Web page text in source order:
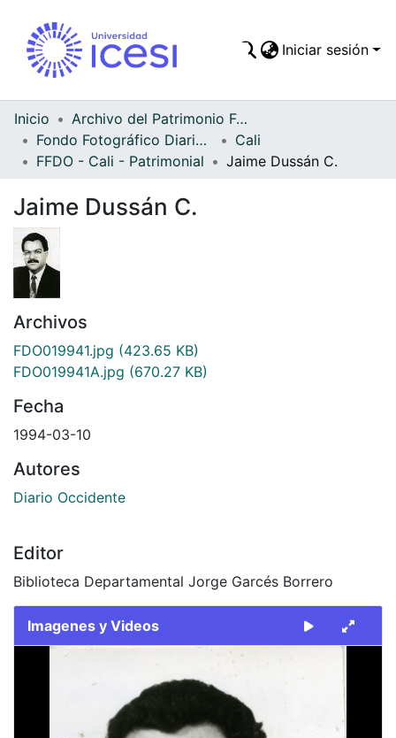
Todo DSpace
Estadísticas
Iniciar sesión
Inicio
Archivo del Patrimonio Fotográfico y Fílmico del Valle del Cauca
Fondo Fotográfico Diario Occidente
Cali
FFDO - Cali - Patrimonial
Jaime Dussán C.
Jaime Dussán C.
Archivos
FDO019941.jpg (423.65 KB)
FDO019941A.jpg (670.27 KB)
Fecha
1994-03-10
Autores
Diario Occidente
Editor
Biblioteca Departamental Jorge Garcés Borrero
Imagenes y Videos
Slide 1 of 2